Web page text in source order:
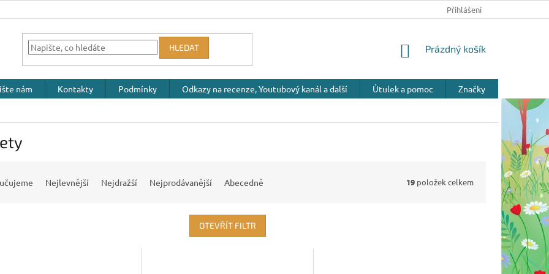
Přihlášení
HLEDAT
NÁKUPNÍ
Prázdný košík
nám Kontakty Podmínky Odkazy na recenze, Youtubový kanál a další Útulek a pomoc
Značky
Nejlevnější Nejdražší Nejprodávanější Abecedně 19 položek celkem
OTEVŘÍT FILTR